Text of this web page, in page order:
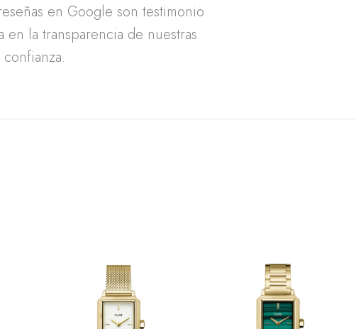
en Google son testimonio
la transparencia de nuestras